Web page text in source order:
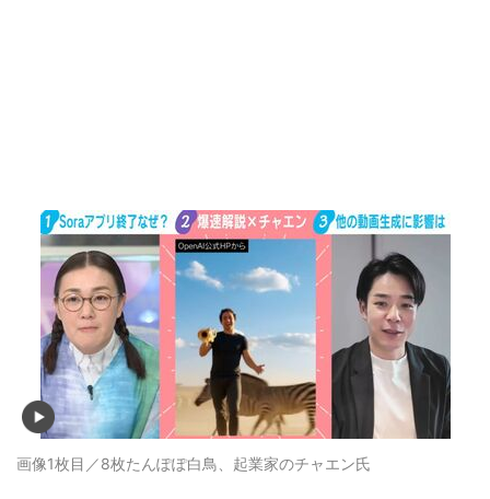
画像1枚目／8枚たんぽぽ白鳥、起業家のチャエン氏